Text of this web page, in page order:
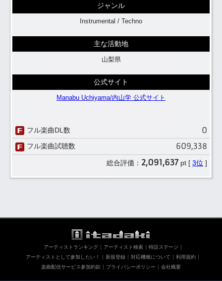
ジャンル
Instrumental / Techno
主な活動地
山梨県
公式サイト
Manabu Uchiyama/内山学 公式サイト
フル楽曲DL数 0
フル楽曲試聴数 609,338
総合評価： 2,091,637 pt [ 3位 ]
アーティストランキング アーティスト検索
特設ステージ
アーティストとして参加したい！
新規登録 対応機種について
利用規約
楽曲配信サービス参加約款
プライバシーポリシー 会社概要